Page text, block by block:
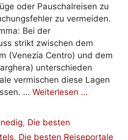
oder Pauschalreisen zu
zu vermeiden.
Bei der
strikt zwischen dem
(Venezia Centro) und dem
unterschieden
vermischen diese Lagen
… Weiterlesen …
, Die besten
, Die besten Reiseportale